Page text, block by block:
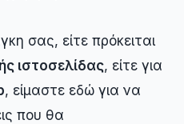
σας, είτε πρόκειται
ιστοσελίδας, είτε για
, είμαστε εδώ για να
που θα